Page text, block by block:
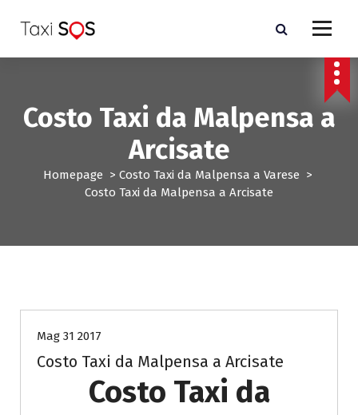
a
Costo Taxi da Malpensa a
Arcisate
Homepage > Costo Taxi da Malpensa a Varese >
Costo Taxi da Malpensa a Arcisate
Mag 31 2017
Costo Taxi da Malpensa a Arcisate
Costo Taxi da